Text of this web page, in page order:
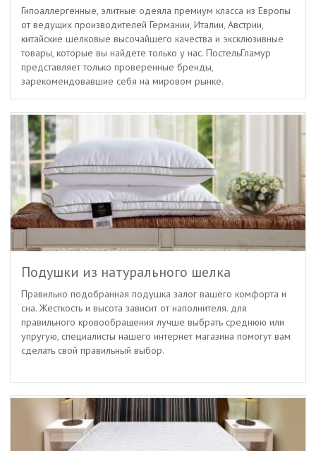
Гипоаллергенные, элитные одеяла премиум класса из Европы
от ведущих производителей Германии, Италии, Австрии,
китайские шелковые высочайшего качества и эксклюзивные
товары, которые вы найдете только у нас. ПостельГламур
представляет только проверенные бренды,
зарекомендовавшие себя на мировом рынке.
Подушки из натурального шелка
Правильно подобранная подушка залог вашего комфорта и
сна. Жесткость и высота зависит от наполнителя. для
правильного кровообращения лучше выбрать среднюю или
упругую, специалисты нашего интернет магазина помогут вам
сделать свой правильный выбор.